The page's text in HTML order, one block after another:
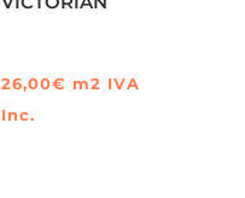
26,00€ m2 IVA
Inc.